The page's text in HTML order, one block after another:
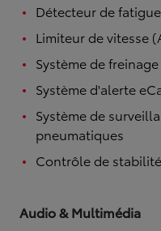
Détecteur de fatigue
Limiteur de vitesse
Système de
Système d'alerte
Système de
pneumatiques
Contrôle de
Audio & Multimédia